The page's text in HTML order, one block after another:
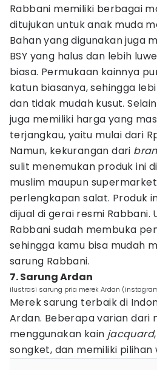
Rabbani memiliki berbagai
ditujukan untuk anak muda
Bahan yang digunakan juga
BSY yang halus dan lebih
biasa. Permukaan kainnya
katun biasanya, sehingga
dan tidak mudah kusut.
juga memiliki harga yang
terjangkau, yaitu mulai dari
Namun, kekurangan dari
sulit menemukan produk ini
muslim maupun
perlengkapan salat. Produk
dijual di gerai resmi Rabbani.
Rabbani sudah membuka
sehingga kamu bisa mudah
sarung Rabbani.
7. Sarung Ardan
ilustrasi sarung pria merek Ardan
Merek sarung terbaik di
Ardan. Beberapa varian dari
menggunakan kain jacquard
songket, dan memiliki